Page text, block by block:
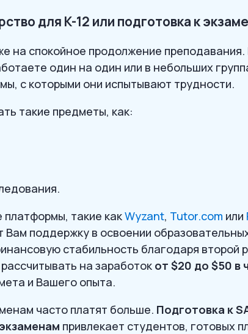
для K-12 или подготовка к
на спокойное продолжение
один на один или в небольших
с которыми они испытывают трудности.
такие предметы, как:
такие какWyzant, Tutor.com или
Вам поддержку в освоении
стабильность благодаря второй
на заработок от $20 до $50 в
и Вашего опыта.
часто платят больше. Подготовка к
привлекает студентов, готовых